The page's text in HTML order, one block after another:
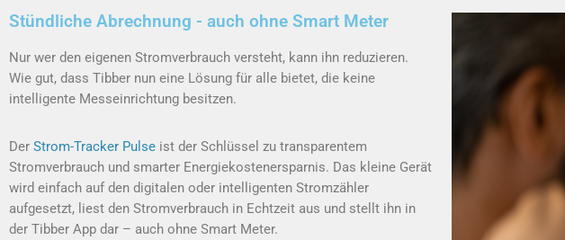
Stündliche Abrechnung - auch ohne Smart Meter
Nur wer den eigenen Stromverbrauch versteht, kann ihn reduzieren.
Wie gut, dass Tibber nun eine Lösung für alle bietet, die keine
intelligente Messeinrichtung besitzen.
Der Strom-Tracker Pulse ist der Schlüssel zu transparentem
Stromverbrauch und smarter Energiekostenersparnis. Das kleine Gerät
wird einfach auf den digitalen oder intelligenten Stromzähler
aufgesetzt, liest den Stromverbrauch in Echtzeit aus und stellt ihn in
der Tibber App dar – auch ohne Smart Meter.